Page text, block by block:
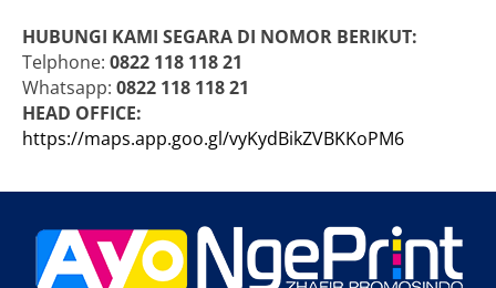
HUBUNGI KAMI SEGARA DI NOMOR BERIKUT:
Telphone: 0822 118 118 21
Whatsapp: 0822 118 118 21
HEAD OFFICE:
https://maps.app.goo.gl/vyKydBikZVBKKoPM6